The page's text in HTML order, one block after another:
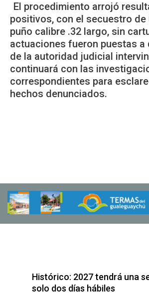
El procedimiento arrojó
positivos, con el secuestro de
puño calibre .32 largo, sin
actuaciones fueron puestas a
de la autoridad judicial
continuará con las
correspondientes para
hechos denunciados.
Histórico: 2027 tendrá una
solo dos días hábiles